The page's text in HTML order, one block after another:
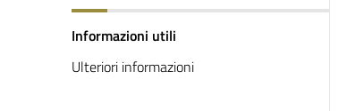
Informazioni utili
Ulteriori informazioni